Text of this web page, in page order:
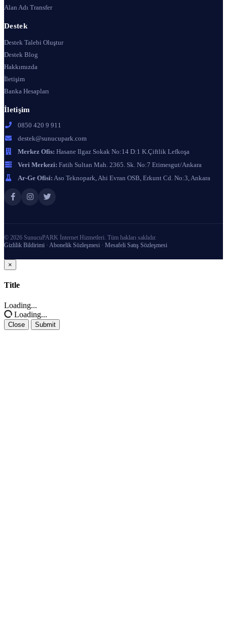
Alan Adı Transfer
Destek
Destek Talebi Oluştur
Destek Blog
Hakkımızda
İletişim
Banka Hesapları
İletişim
0850 420 9 911
destek@sunucupark.com
Merkez Ofis: Hasane Ilgaz Sokak No:14 D:1 K.Çiftlik Lefkoşa
Veri Merkezi: Fatih Sultan Mah. 2365. Sk. No:7 Etimesgut/Ankara
Ar-Ge Ofisi: Aso Teknopark, Ahi Evran OSB, Erkunt Cd. No:3, Ankara
© 2026 SunucuPARK İnternet Hizmetleri. Tüm hakları saklıdır.
Gizlilik Bildirimi · Abonelik Sözleşmesi · Mesafeli Satış Sözleşmesi
×
Close
Title
Loading...
Loading...
Close Submit